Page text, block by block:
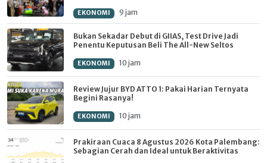
EKONOMI 9 jam
Bukan Sekadar Debut di GIIAS, Test Drive Jadi
Penentu Keputusan Beli The All-New Seltos
EKONOMI 10 jam
Review Jujur BYD ATTO 1: Pakai Harian Ternyata
Begini Rasanya!
EKONOMI 10 jam
Prakiraan Cuaca 8 Agustus 2026 Kota Palembang:
Sebagian Cerah dan Ideal untuk Beraktivitas